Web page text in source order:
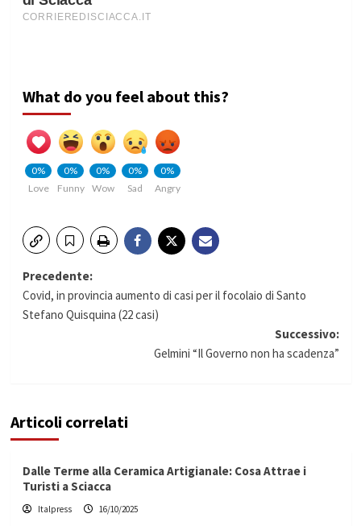
What do you feel about this?
0%
Love
0%
Funny
0%
Wow
0%
Sad
0%
Angry
Navigazione
articolo
Precedente:
Covid, in provincia aumento di casi per il focolaio di Santo
Stefano Quisquina (22 casi)
Successivo:
Gelmini “Il Governo non ha scadenza”
Articoli correlati
Dalle Terme alla Ceramica Artigianale: Cosa Attrae i
Turisti a Sciacca
Italpress 16/10/2025